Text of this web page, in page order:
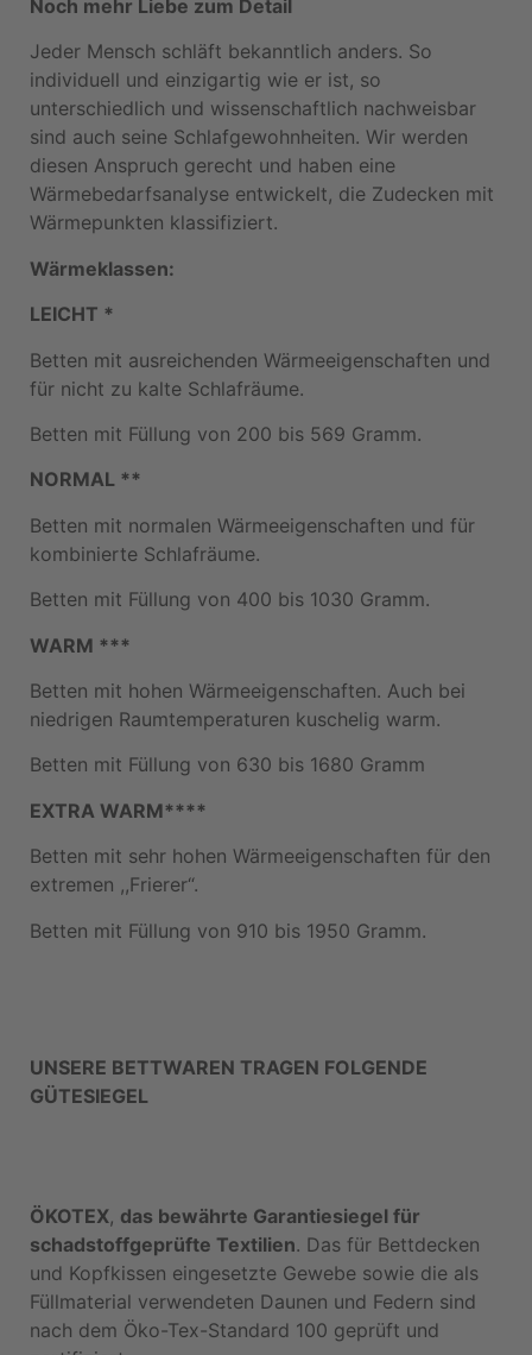
Noch mehr Liebe zum Detail
Jeder Mensch schläft bekanntlich anders. So
individuell und einzigartig wie er ist, so
unterschiedlich und wissenschaftlich nachweisbar
sind auch seine Schlafgewohnheiten. Wir werden
diesen Anspruch gerecht und haben eine
Wärmebedarfsanalyse entwickelt, die Zudecken mit
Wärmepunkten klassifiziert.
Wärmeklassen:
LEICHT *
Betten mit ausreichenden Wärmeeigenschaften und
für nicht zu kalte Schlafräume.
Betten mit Füllung von 200 bis 569 Gramm.
NORMAL **
Betten mit normalen Wärmeeigenschaften und für
kombinierte Schlafräume.
Betten mit Füllung von 400 bis 1030 Gramm.
WARM ***
Betten mit hohen Wärmeeigenschaften. Auch bei
niedrigen Raumtemperaturen kuschelig warm.
Betten mit Füllung von 630 bis 1680 Gramm
EXTRA WARM****
Betten mit sehr hohen Wärmeeigenschaften für den
extremen ,,Frierer“.
Betten mit Füllung von 910 bis 1950 Gramm.
UNSERE BETTWAREN TRAGEN FOLGENDE
GÜTESIEGEL
ÖKOTEX, das bewährte Garantiesiegel für
schadstoffgeprüfte Textilien. Das für Bettdecken
und Kopfkissen eingesetzte Gewebe sowie die als
Füllmaterial verwendeten Daunen und Federn sind
nach dem Öko-Tex-Standard 100 geprüft und